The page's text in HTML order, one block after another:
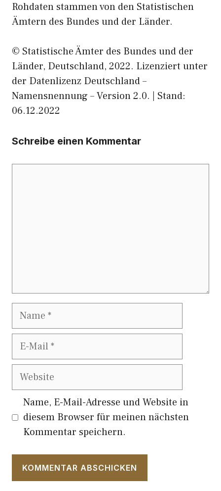
Rohdaten stammen von den Statistischen
Ämtern des Bundes und der Länder.
© Statistische Ämter des Bundes und der
Länder, Deutschland, 2022. Lizenziert unter
der Datenlizenz Deutschland –
Namensnennung – Version 2.0. | Stand:
06.12.2022
Schreibe einen Kommentar
Name
E-
Website
Name, E-Mail-Adresse und Website in
diesem Browser für meinen nächsten
Kommentar speichern.